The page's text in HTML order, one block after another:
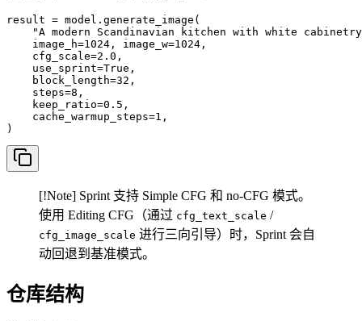
result = model.generate_image(
"A modern Scandinavian kitchen with white
    image_h=1024, image_w=1024,
    cfg_scale=2.0,
    use_sprint=True,
    block_length=32,
    steps=8,
    keep_ratio=0.5,
    cache_warmup_steps=1,
)
[!Note] Sprint 支持 Simple CFG 和 no-CFG 模式。
使用 Editing CFG（通过 cfg_text_scale /
cfg_image_scale 进行三向引导）时，Sprint 会自
动回退到基准模式。
仓库结构